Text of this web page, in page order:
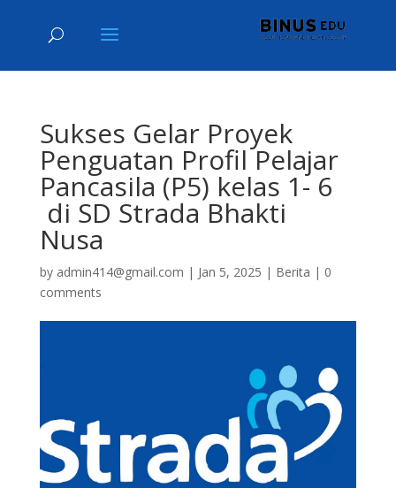
Sukses Gelar Proyek
Penguatan Profil Pelajar
Pancasila (P5) kelas 1- 6
di SD Strada Bhakti
Nusa
by admin414@gmail.com | Jan 5, 2025 | Berita | 0
comments